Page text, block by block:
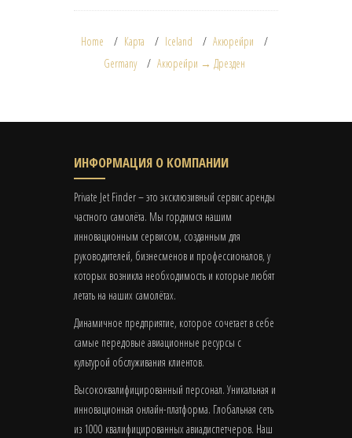
Home Карта Iceland
Акюрейри
Germany
Акюрейри → Дрезден
ИНФОРМАЦИЯ О КОМПАНИИ
Private Jet Finder – это эксклюзивный сервис аренды
частного самолёта. Мы гордимся нашим
инновационным сервисом, созданным для
руководителей, бизнесменов и профессионалов, у
которых возникла необходимость и которые любят
летать на наших самолётах.
Динамичное предприятие, которое сочетает в себе
самые передовые авиационные ресурсы с
культурой обслуживания клиентов.
Высококвалифицированный персонал. Уникальная и
инновационная онлайн-платформа. Глобальная сеть
из 1000 квалифицированных авиадиспетчеров. Наш